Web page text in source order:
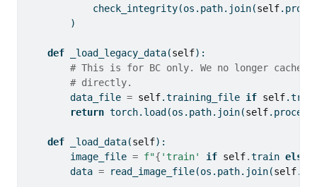
            check_integrity(os.path.join(
self
        )
def _load_legacy_data(self):
# This is for BC only. We no longer cache
# directly.
        data_file
= self.training_file if self
return torch.load(os.path.join(self
def _load_data(self):
        image_file
= f"{ 'train' if self.train else
        data
= read_image_file(os.path.join(self